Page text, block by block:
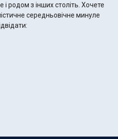
і родом з інших століть. Хочете
середньовічне минуле